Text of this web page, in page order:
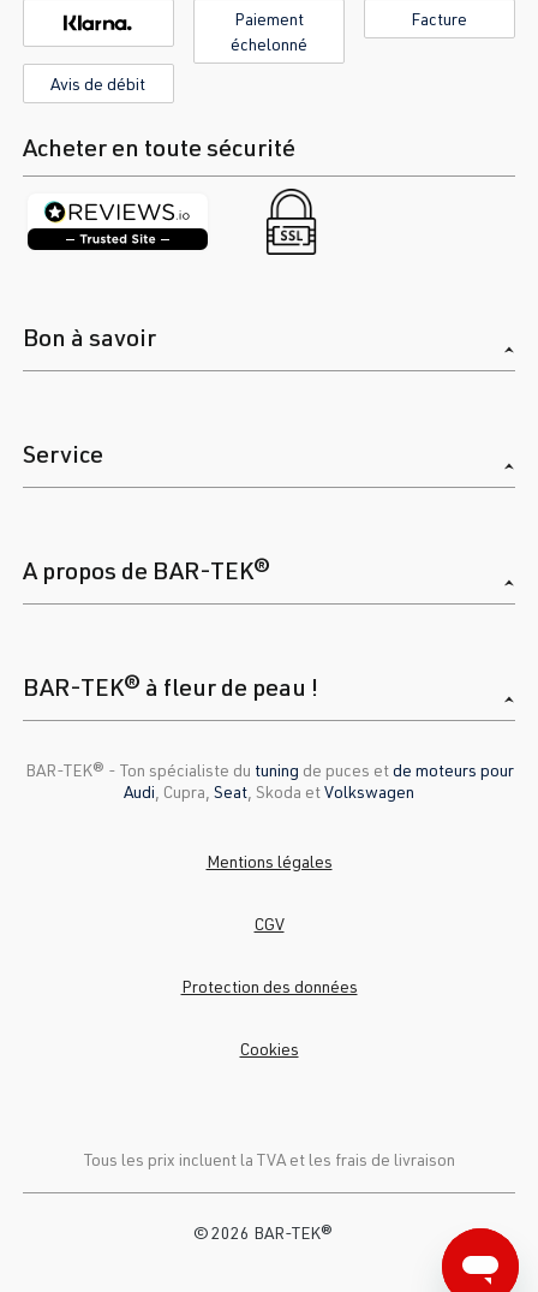
Paiement
échelonné
Facture
Avis de débit
Acheter en toute sécurité
Bon à savoir
Service
A propos de BAR-TEK®
BAR-TEK® à fleur de peau !
BAR-TEK®️ - Ton spécialiste du tuning de puces etde moteurs pour
Audi , Cupra, Seat , Skoda etVolkswagen
Tous les prix incluent la TVA et les frais de livraison
Mentions légales
CGV
Protection des données
Cookies
© 2026 BAR-TEK®